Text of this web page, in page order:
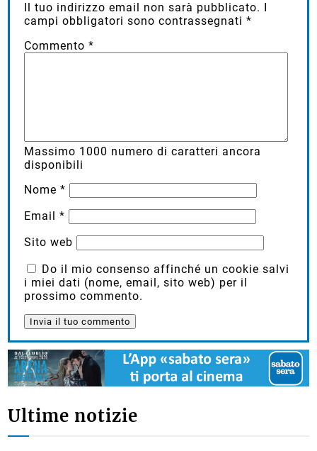
Il tuo indirizzo email non sarà pubblicato. I
campi obbligatori sono contrassegnati*
Commento*
Massimo 1000 numero di caratteri ancora
disponibili
Nome*
Email*
Sito web
Do il mio consenso affinché un cookie salvi
i miei dati (nome, email, sito web) per il
prossimo commento.
Ultime notizie